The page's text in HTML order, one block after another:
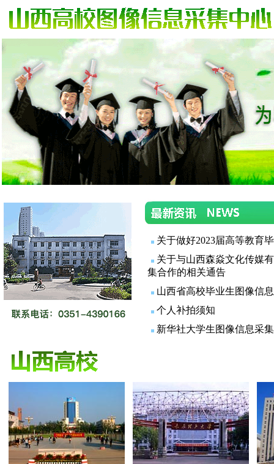
关于做好2023届高等教育
关于与山西森焱文化传媒
集合作的相关通告
山西省高校毕业生图像信
个人补拍须知
新华社大学生图像信息采